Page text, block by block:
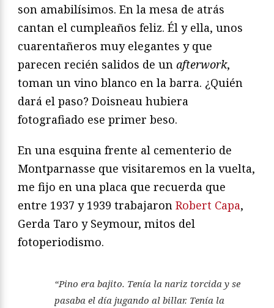
son amabilísimos. En la mesa de atrás
cantan el cumpleaños feliz. Él y ella, unos
cuarentañeros muy elegantes y que
parecen recién salidos de un afterwork,
toman un vino blanco en la barra. ¿Quién
dará el paso? Doisneau hubiera
fotografiado ese primer beso.
En una esquina frente al cementerio de
Montparnasse que visitaremos en la vuelta,
me fijo en una placa que recuerda que
entre 1937 y 1939 trabajaron Robert Capa,
Gerda Taro y Seymour, mitos del
fotoperiodismo.
“Pino era bajito. Tenía la nariz torcida y se
pasaba el día jugando al billar. Tenía la